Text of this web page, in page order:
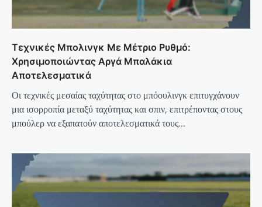
Τεχνικές Μπολινγκ Με Μέτριο Ρυθμό:
Χρησιμοποιώντας Αργά Μπαλάκια
Αποτελεσματικά
Οι τεχνικές μεσαίας ταχύτητας στο μπόουλινγκ επιτυγχάνουν
μια ισορροπία μεταξύ ταχύτητας και σπιν, επιτρέποντας στους
μπούλερ να εξαπατούν αποτελεσματικά τους…